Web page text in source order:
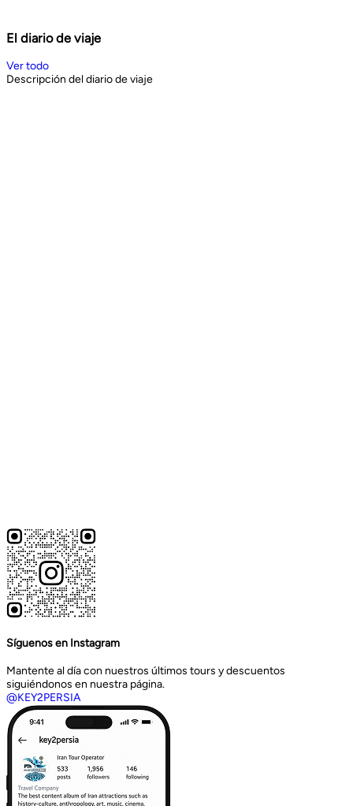
El diario de viaje
Ver todo
Descripción del diario de viaje
Síguenos en Instagram
Mantente al día con nuestros últimos tours y descuentos
siguiéndonos en nuestra página.
@KEY2PERSIA